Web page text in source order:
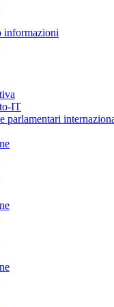
informazioni
IT
parlamentari